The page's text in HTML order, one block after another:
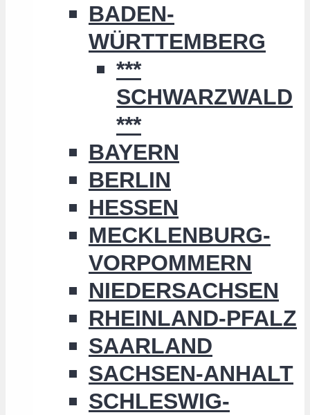
BADEN-
WÜRTTEMBERG
***
SCHWARZWALD
***
BAYERN
BERLIN
HESSEN
MECKLENBURG-
VORPOMMERN
NIEDERSACHSEN
RHEINLAND-PFALZ
SAARLAND
SACHSEN-ANHALT
SCHLESWIG-